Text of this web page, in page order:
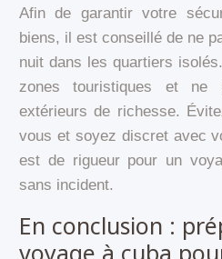
Afin de garantir votre
biens, il est conseillé de ne
nuit dans les quartiers
zones touristiques et ne
extérieurs de richesse.
vous et soyez discret avec
est de rigueur pour un
sans incident.
En conclusion :
voyage à cuba